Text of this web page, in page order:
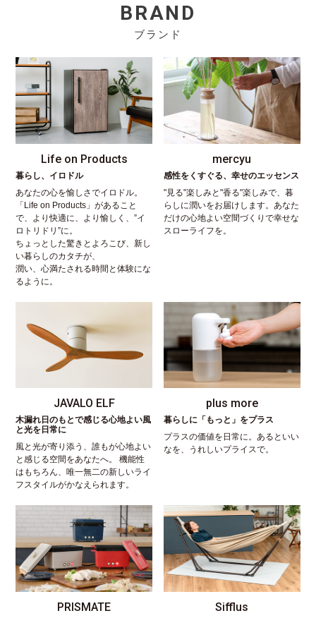
BRAND
ブランド
Life on Products
暮らし、イロドル
あなたの心を愉しさでイロドル。
「Life on Products」があること
で、より快適に、より愉しく、”イ
ロトリドリ”に。
ちょっとした驚きとよろこび、新し
い暮らしのカタチが、
潤い、心満たされる時間と体験にな
るように。
mercyu
感性をくすぐる、幸せのエッセンス
"見る"楽しみと"香る"楽しみで、暮
らしに潤いをお届けします。あなた
だけの心地よい空間づくりで幸せな
スローライフを。
JAVALO ELF
木漏れ日のもとで感じる心地よい風
と光を日常に
風と光が寄り添う、誰もが心地よい
と感じる空間をあなたへ。 機能性
はもちろん、唯一無二の新しいライ
フスタイルがかなえられます。
plus more
暮らしに「もっと」をプラス
プラスの価値を日常に。あるといい
なを、うれしいプライスで。
PRISMATE Sifflus